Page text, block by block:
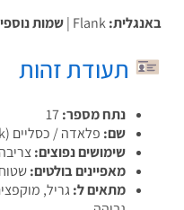
Flank | שמות נוספים:
תעודת זהות
נתח מספר:17
פלאדה / כסליים (Flank)
שימושים נפוצים:צריבה
מאפיינים בולטים:שטוח,
מתאים ל:גריל, מוקפצים,